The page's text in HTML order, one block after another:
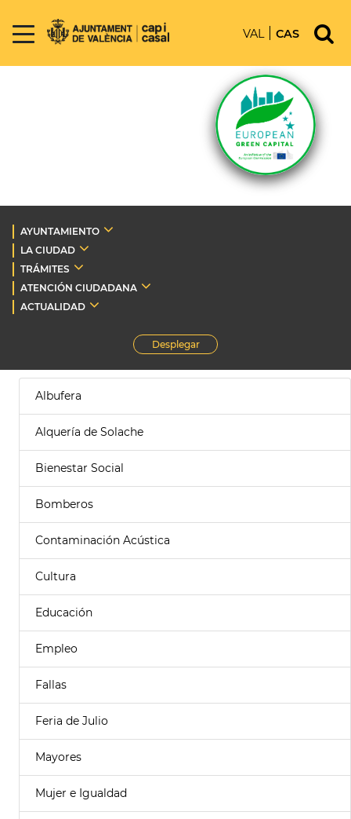
VAL CAS
AYUNTAMIENTO
LA CIUDAD
TRÁMITES
ATENCIÓN CIUDADANA
ACTUALIDAD
Desplegar
Albufera
Alquería de Solache
Bienestar Social
Bomberos
Contaminación Acústica
Cultura
Educación
Empleo
Fallas
Feria de Julio
Mayores
Mujer e Igualdad